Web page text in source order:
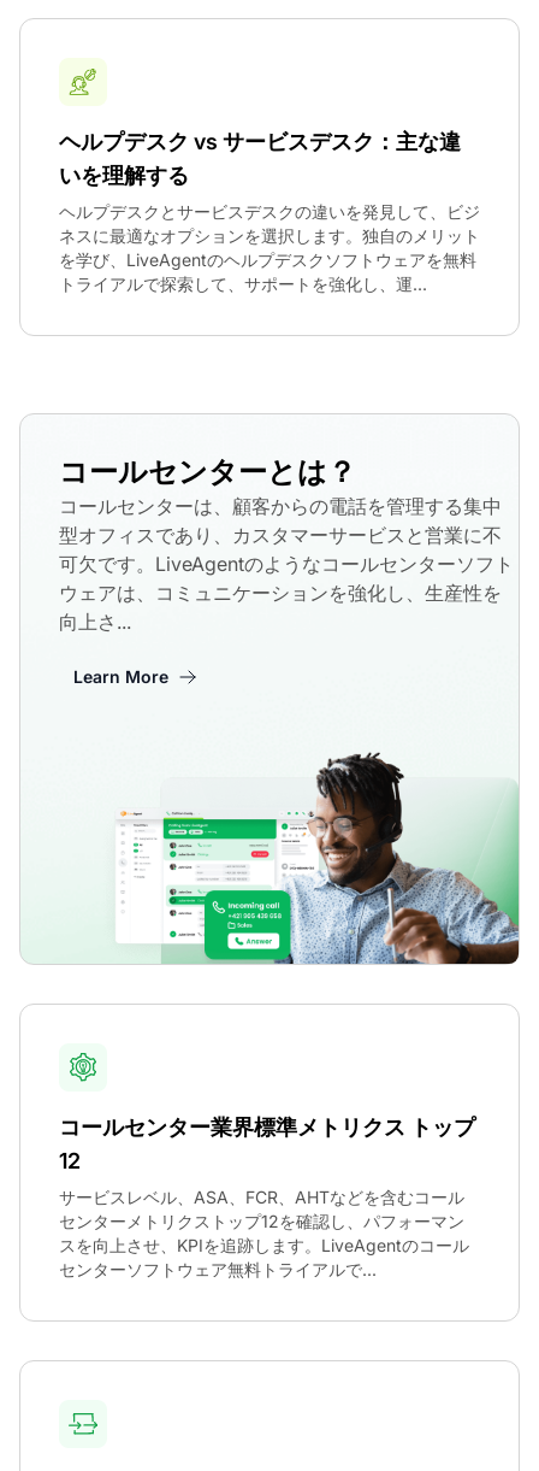
ヘルプデスク vs サービスデスク：主な違
いを理解する
ヘルプデスクとサービスデスクの違いを発見して、ビジ
ネスに最適なオプションを選択します。独自のメリット
を学び、LiveAgentのヘルプデスクソフトウェアを無料
トライアルで探索して、サポートを強化し、運...
コールセンターとは？
コールセンターは、顧客からの電話を管理する集中
型オフィスであり、カスタマーサービスと営業に不
可欠です。LiveAgentのようなコールセンターソフト
ウェアは、コミュニケーションを強化し、生産性を
向上さ...
Learn More
コールセンター業界標準メトリクス トップ
12
サービスレベル、ASA、FCR、AHTなどを含むコール
センターメトリクストップ12を確認し、パフォーマン
スを向上させ、KPIを追跡します。LiveAgentのコール
センターソフトウェア無料トライアルで...